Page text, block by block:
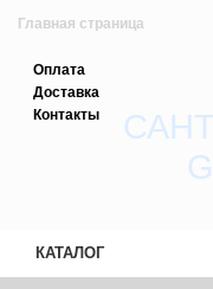
Главная страница
Зарегистрироваться
Вход с паролем
Оплата
Доставка
Контакты
КАТАЛОГ